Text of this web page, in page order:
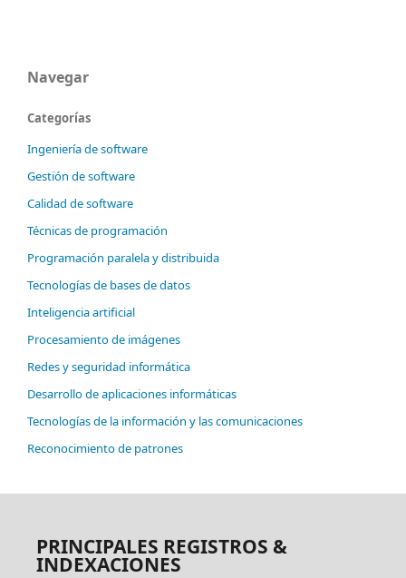
Navegar
Categorías
Ingeniería de software
Gestión de software
Calidad de software
Técnicas de programación
Programación paralela y distribuida
Tecnologías de bases de datos
Inteligencia artificial
Procesamiento de imágenes
Redes y seguridad informática
Desarrollo de aplicaciones informáticas
Tecnologías de la información y las comunicaciones
Reconocimiento de patrones
PRINCIPALES REGISTROS &
INDEXACIONES